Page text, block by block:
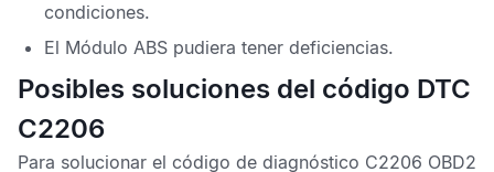
condiciones.
El Módulo ABS pudiera tener deficiencias.
Posibles soluciones del código DTC
C2206
Para solucionar el código de diagnóstico C2206 OBD2